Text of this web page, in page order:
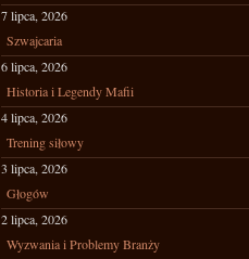
7 lipca, 2026
Szwajcaria
6 lipca, 2026
Historia i Legendy Mafii
4 lipca, 2026
Trening siłowy
3 lipca, 2026
Głogów
2 lipca, 2026
Wyzwania i Problemy Branży